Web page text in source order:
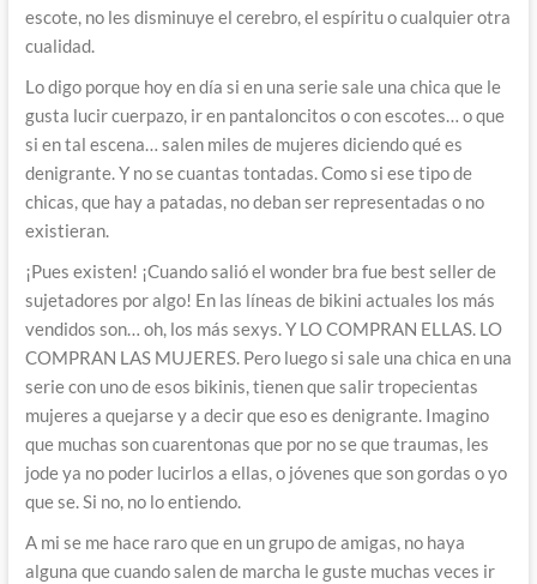
escote, no les disminuye el cerebro, el espíritu o cualquier otra
cualidad.
Lo digo porque hoy en día si en una serie sale una chica que le
gusta lucir cuerpazo, ir en pantaloncitos o con escotes… o que
si en tal escena… salen miles de mujeres diciendo qué es
denigrante. Y no se cuantas tontadas. Como si ese tipo de
chicas, que hay a patadas, no deban ser representadas o no
existieran.
¡Pues existen! ¡Cuando salió el wonder bra fue best seller de
sujetadores por algo! En las líneas de bikini actuales los más
vendidos son… oh, los más sexys. Y LO COMPRAN ELLAS. LO
COMPRAN LAS MUJERES. Pero luego si sale una chica en una
serie con uno de esos bikinis, tienen que salir tropecientas
mujeres a quejarse y a decir que eso es denigrante. Imagino
que muchas son cuarentonas que por no se que traumas, les
jode ya no poder lucirlos a ellas, o jóvenes que son gordas o yo
que se. Si no, no lo entiendo.
A mi se me hace raro que en un grupo de amigas, no haya
alguna que cuando salen de marcha le guste muchas veces ir